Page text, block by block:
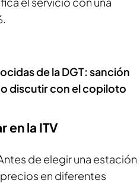
de la DGT: sanción
discutir con el copiloto
en la ITV
de elegir una estación
en diferentes